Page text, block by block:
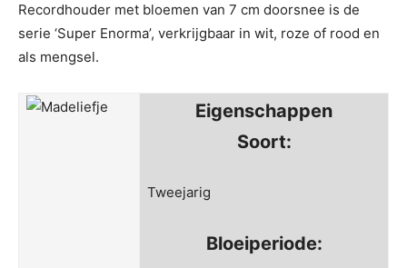
Recordhouder met bloemen van 7 cm doorsnee is de
serie ‘Super Enorma’, verkrijgbaar in wit, roze of rood en
als mengsel.
Eigenschappen
Soort:
Tweejarig
Bloeiperiode: